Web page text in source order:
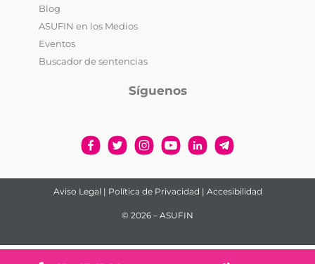
Blog
ASUFIN en los Medios
Eventos
Buscador de sentencias
Síguenos
Aviso Legal | Política de Privacidad | Accesibilidad
© 2026 – ASUFIN